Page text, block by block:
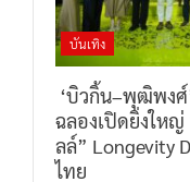
บันเทิง
‘บิวกิ้น–พุฒิพงศ์
ฉลองเปิดยิ่งให
ลล์” Longevity
ไทย